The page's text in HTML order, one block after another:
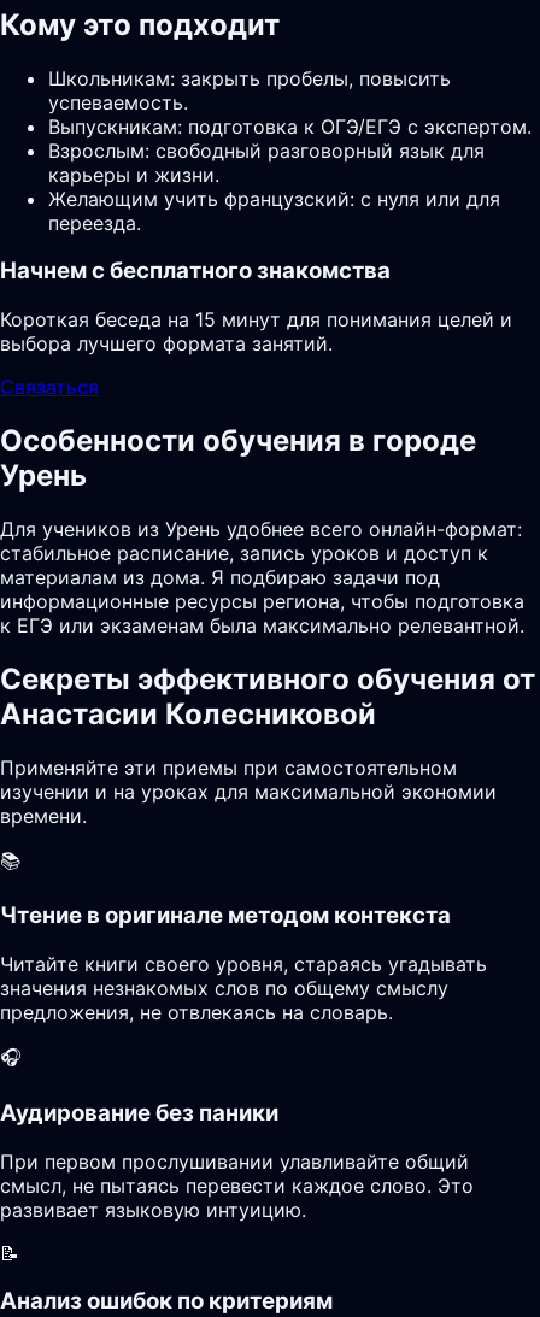
Кому это подходит
Школьникам: закрыть пробелы, повысить
успеваемость.
Выпускникам: подготовка к ОГЭ/ЕГЭ с экспертом.
Взрослым: свободный разговорный язык для
карьеры и жизни.
Желающим учить французский: с нуля или для
переезда.
Начнем с бесплатного знакомства
Короткая беседа на 15 минут для понимания целей и
выбора лучшего формата занятий.
Связаться
Особенности обучения в городе
Урень
Для учеников из Урень удобнее всего онлайн-формат:
стабильное расписание, запись уроков и доступ к
материалам из дома. Я подбираю задачи под
информационные ресурсы региона, чтобы подготовка
к ЕГЭ или экзаменам была максимально релевантной.
Секреты эффективного обучения от
Анастасии Колесниковой
Применяйте эти приемы при самостоятельном
изучении и на уроках для максимальной экономии
времени.
📚
Чтение в оригинале методом контекста
Читайте книги своего уровня, стараясь угадывать
значения незнакомых слов по общему смыслу
предложения, не отвлекаясь на словарь.
🎧
Аудирование без паники
При первом прослушивании улавливайте общий
смысл, не пытаясь перевести каждое слово. Это
развивает языковую интуицию.
📝
Анализ ошибок по критериям